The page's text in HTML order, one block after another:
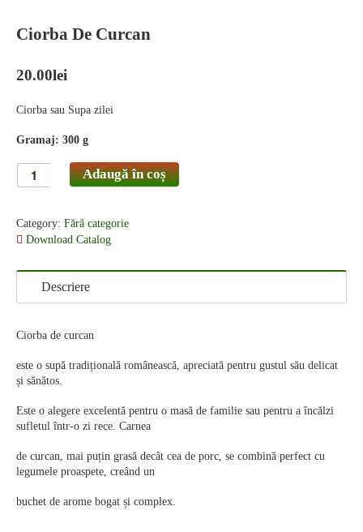
Ciorba De Curcan
20.00lei
Ciorba sau Supa zilei
Gramaj: 300 g
Adaugă în coș
Category: Fără categorie
Download Catalog
Descriere
Ciorba de curcan
este o supă tradițională românească, apreciată pentru gustul său delicat
și sănătos.
Este o alegere excelentă pentru o masă de familie sau pentru a încălzi
sufletul într-o zi rece. Carnea
de curcan, mai puțin grasă decât cea de porc, se combină perfect cu
legumele proaspete, creând un
buchet de arome bogat și complex.